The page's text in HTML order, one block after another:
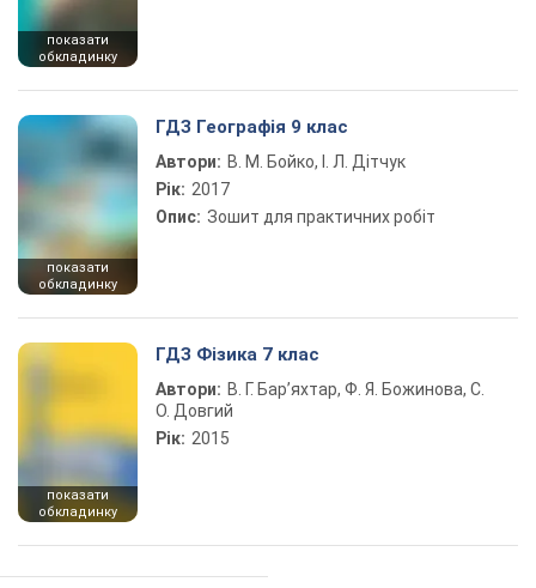
показати
обкладинку
показати
обкладинку
ГДЗ Географія 9 клас
Автори: В. М. Бойко, І. Л. Дітчук
Рік: 2017
Опис: Зошит для практичних робіт
показати
обкладинку
ГДЗ Фізика 7 клас
Автори: В. Г. Бар’яхтар, Ф. Я. Божинова, С.
О. Довгий
Рік: 2015